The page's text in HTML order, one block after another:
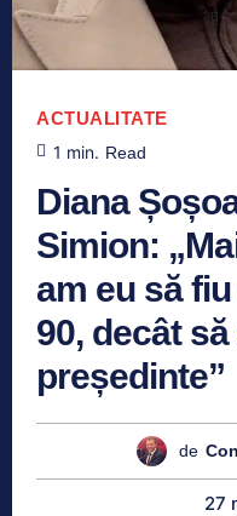
ACTUALITATE
1 min. Read
Diana
Simion:
am eu să
90, decât
președinte”
de
27